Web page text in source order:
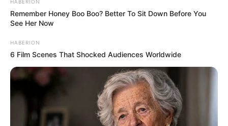
HABERION
Remember Honey Boo Boo? Better To Sit Down Before You
See Her Now
HABERION
6 Film Scenes That Shocked Audiences Worldwide